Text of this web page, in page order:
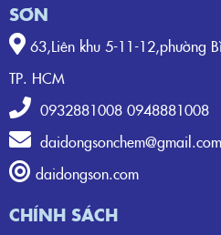
SƠN
63,Liên khu 5-11-12,phường
TP. HCM
0932881008 0948881008
daidongsonchem@gmail.com
daidongson.com
CHÍNH SÁCH